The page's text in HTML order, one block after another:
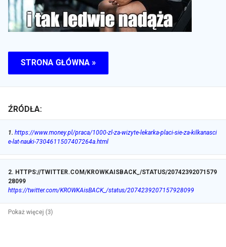
STRONA GŁÓWNA »
ŹRÓDŁA:
1. https://www.money.pl/praca/1000-zl-za-wizyte-lekarka-placi-sie-za-kilkanasci
e-lat-nauki-7304611507407264a.html
2. HTTPS://TWITTER.COM/KROWKAISBACK_/STATUS/20742392071579
28099
https://twitter.com/KROWKAisBACK_/status/2074239207157928099
Pokaż więcej (3)